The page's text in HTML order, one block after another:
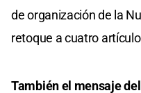
de organización de la
retoque a cuatro
También el mensaje